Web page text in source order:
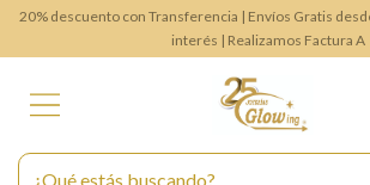
20% descuento con Transferencia | Envíos Gratis
interés | Realizamos Factura A